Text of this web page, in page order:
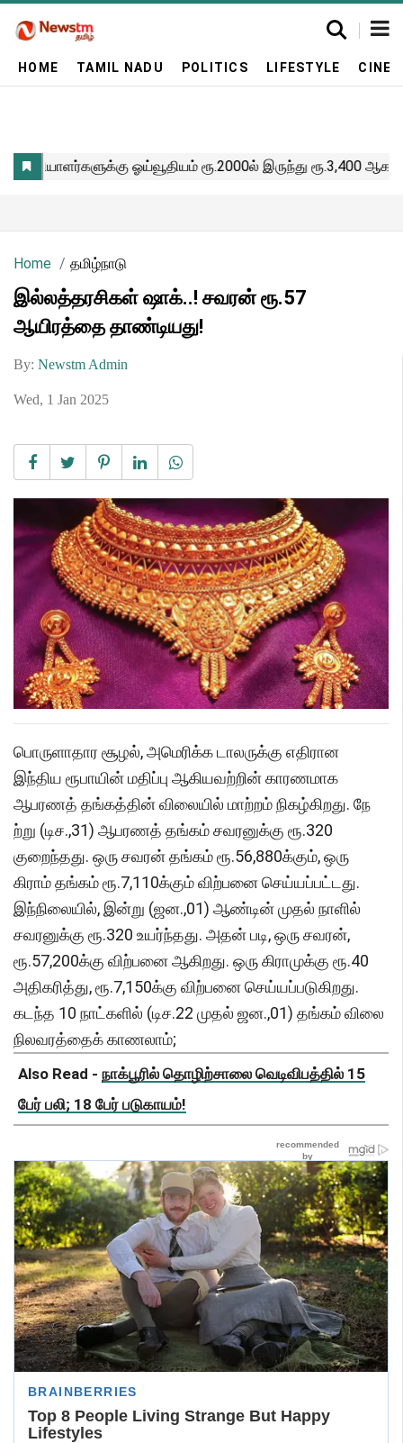
HOME TAMIL NADU POLITICS LIFESTYLE
Home தமிழ்நாடு
இல்லத்தரசிகள் ஷாக்..! சவரன் ரூ.57
ஆயிரத்தை தாண்டியது!
By: Newstm Admin
Wed, 1 Jan 2025
பொருளாதார சூழல், அமெரிக்க டாலருக்கு எதிரான
இந்திய ரூபாயின் மதிப்பு ஆகியவற்றின் காரணமாக
ஆபரணத் தங்கத்தின் விலையில் மாற்றம் நிகழ்கிறது. நே
ற்று (டிச.,31) ஆபரணத் தங்கம் சவரனுக்கு ரூ.320
குறைந்தது. ஒரு சவரன் தங்கம் ரூ.56,880க்கும், ஒரு
கிராம் தங்கம் ரூ.7,110க்கும் விற்பனை செய்யப்பட்டது.
இந்நிலையில், இன்று (ஜன.,01) ஆண்டின் முதல் நாளில்
சவரனுக்கு ரூ.320 உயர்ந்தது. அதன் படி, ஒரு சவரன்,
ரூ.57,200க்கு விற்பனை ஆகிறது. ஒரு கிராமுக்கு ரூ.40
அதிகரித்து, ரூ.7,150க்கு விற்பனை செய்யப்படுகிறது.
கடந்த 10 நாட்களில் (டிச.22 முதல் ஜன.,01) தங்கம் விலை
நிலவரத்தைக் காணலாம்;
Also Read - நாக்பூரில் தொழிற்சாலை வெடிவிபத்தில் 15
பேர் பலி; 18 பேர் படுகாயம்!